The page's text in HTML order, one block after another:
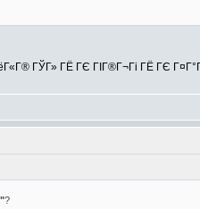
ГЎГ» ГЁ ГЄ ГІГ®Г¬Гі ГЁ ГЄ
?